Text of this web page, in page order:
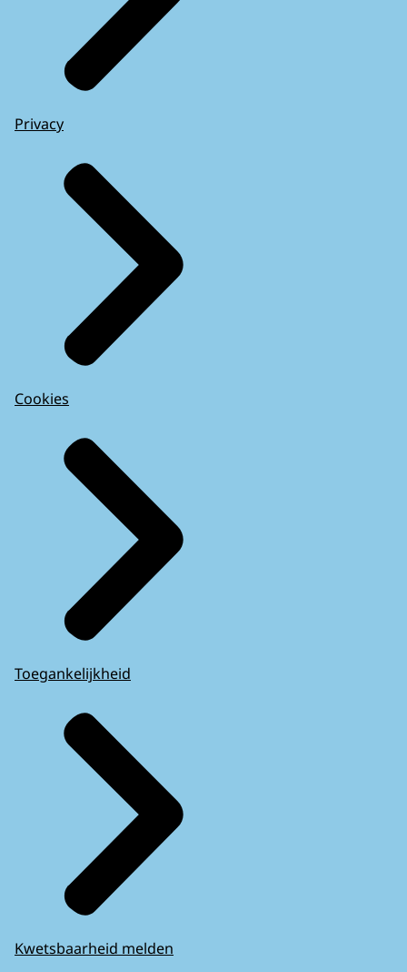
Privacy
Cookies
Toegankelijkheid
Kwetsbaarheid melden